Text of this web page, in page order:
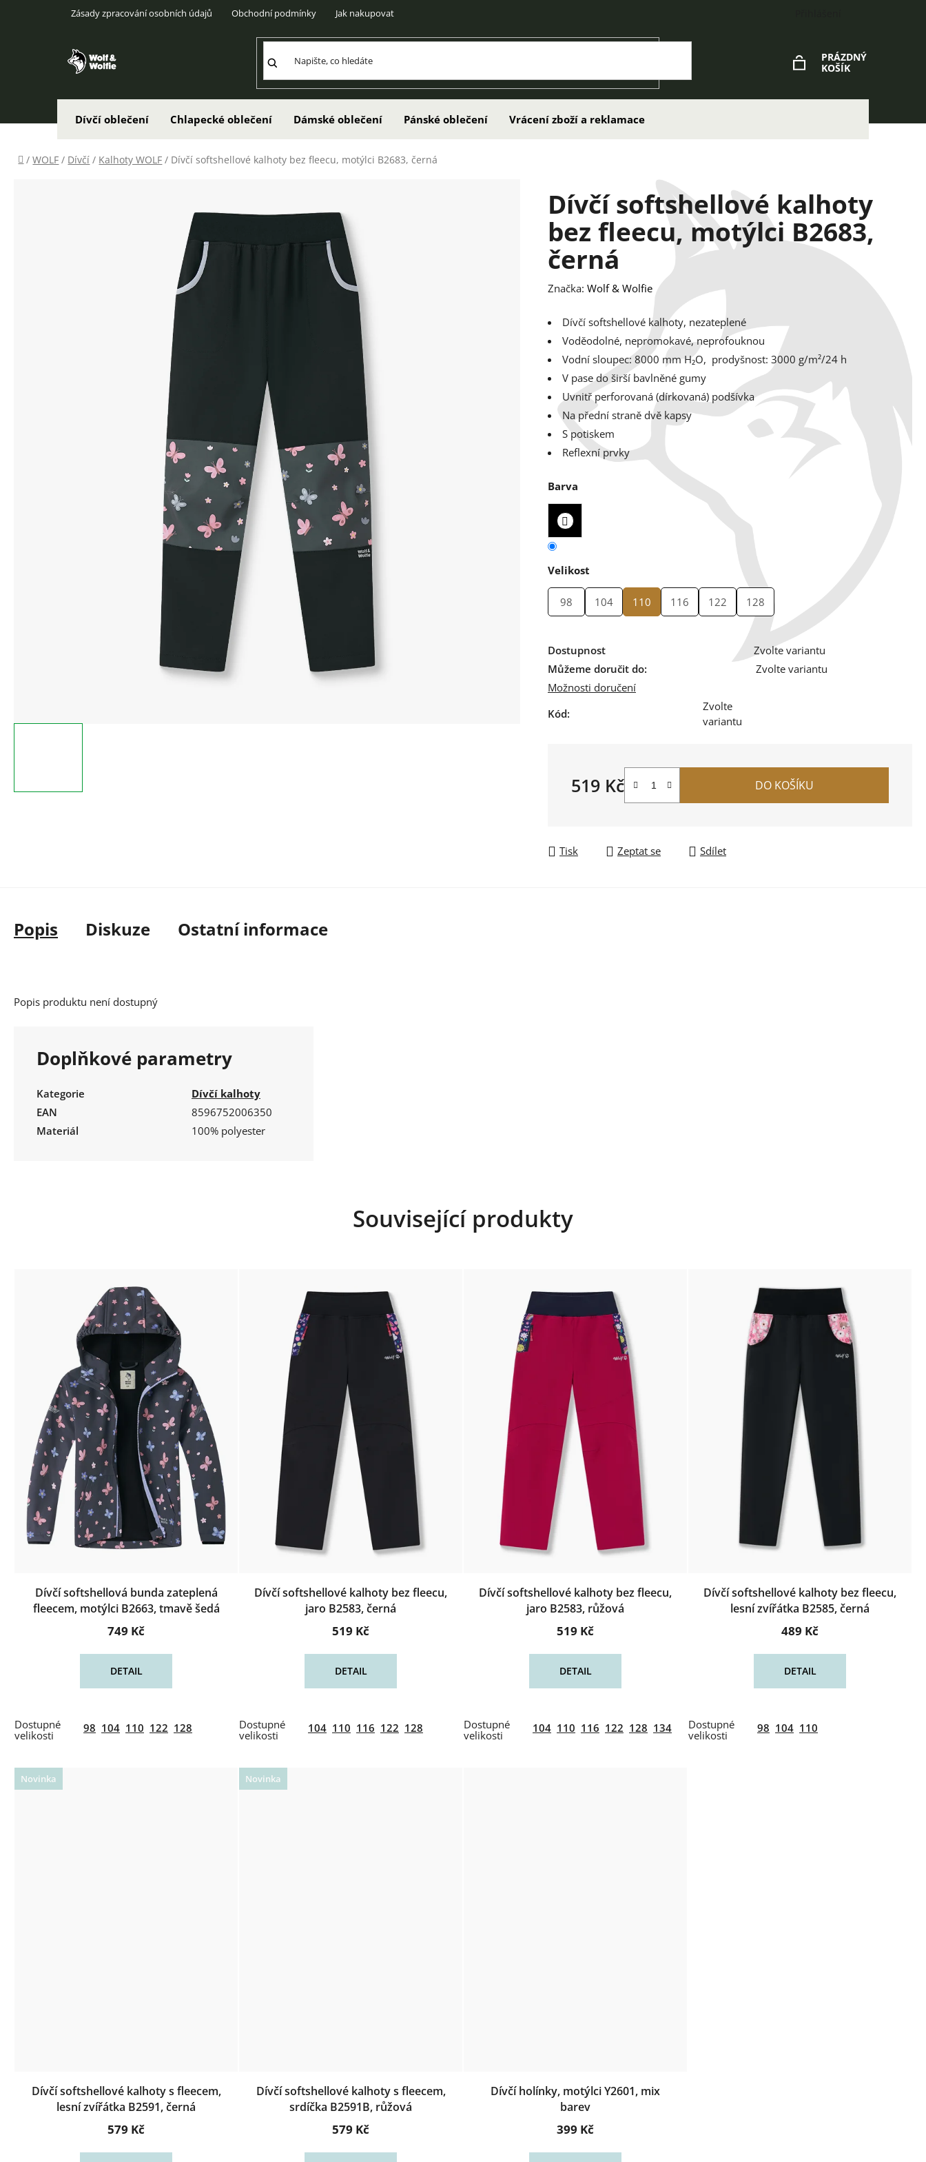
Zásady zpracování osobních údajů Obchodní podmínky Jak nakupovat
PRÁZDNÝ
KOŠÍK
Dívčí oblečení Chlapecké oblečení Dámské oblečení Pánské oblečení Vrácení zboží a reklamace
Domů
/ WOLF / Dívčí / Kalhoty WOLF / Dívčí softshellové kalhoty bez fleecu, motýlci B2683, černá
Dívčí softshellové kalhoty
bez fleecu, motýlci B2683,
černá
Značka: Wolf & Wolfie
Dívčí softshellové kalhoty, nezateplené
Voděodolné, nepromokavé, neprofouknou
Vodní sloupec: 8000 mm H₂O, prodyšnost: 3000 g/m²/24 h
V pase do širší bavlněné gumy
Uvnitř perforovaná (dírkovaná) podšívka
Na přední straně dvě kapsy
S potiskem
Reflexní prvky
Barva
Velikost
98 104 110 116 122 128
Dostupnost
Zvolte variantu
Můžeme doručit do:
Zvolte variantu
Možnosti doručení
Kód:
Zvolte
variantu
519 Kč
Měrná cena:
DO KOŠÍKU
Tisk Zeptat se Sdílet
Popis Diskuze Ostatní informace
Popis produktu není dostupný
Doplňkové parametry
Kategorie
Dívčí kalhoty
EAN
8596752006350
Materiál
100% polyester
Související produkty
Dívčí softshellová bunda zateplená
fleecem, motýlci B2663, tmavě šedá
749 Kč
DETAIL
98 104 110 122 128
Dívčí softshellové kalhoty bez fleecu,
jaro B2583, černá
519 Kč
DETAIL
104 110 116 122 128
Dívčí softshellové kalhoty bez fleecu,
jaro B2583, růžová
519 Kč
DETAIL
104 110 116 122 128 134
Dívčí softshellové kalhoty bez fleecu,
lesní zvířátka B2585, černá
489 Kč
DETAIL
98 104 110
Novinka
Dívčí softshellové kalhoty s fleecem,
lesní zvířátka B2591, černá
579 Kč
Novinka
Dívčí softshellové kalhoty s fleecem,
srdíčka B2591B, růžová
579 Kč
Dívčí holínky, motýlci Y2601, mix
barev
399 Kč